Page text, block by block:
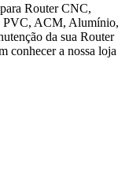
Router CNC,
PVC, ACM, Alumínio,
da sua Router
conhecer a nossa loja